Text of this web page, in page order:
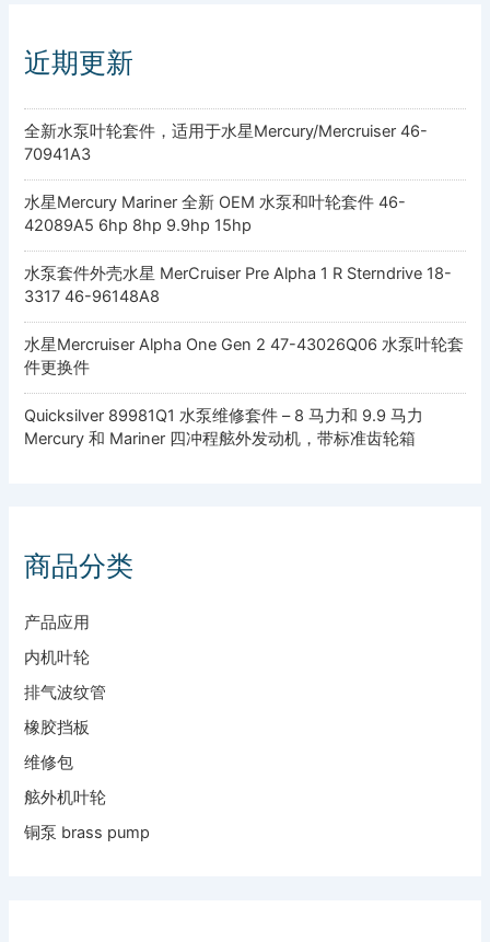
近期更新
全新水泵叶轮套件，适用于水星Mercury/Mercruiser 46-
70941A3
水星Mercury Mariner 全新 OEM 水泵和叶轮套件 46-
42089A5 6hp 8hp 9.9hp 15hp
水泵套件外壳水星 MerCruiser Pre Alpha 1 R Sterndrive 18-
3317 46-96148A8
水星Mercruiser Alpha One Gen 2 47-43026Q06 水泵叶轮套
件更换件
Quicksilver 89981Q1 水泵维修套件 – 8 马力和 9.9 马力
Mercury 和 Mariner 四冲程舷外发动机，带标准齿轮箱
商品分类
产品应用
内机叶轮
排气波纹管
橡胶挡板
维修包
舷外机叶轮
铜泵 brass pump